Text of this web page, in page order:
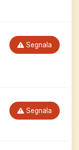
Segnala
Segnala